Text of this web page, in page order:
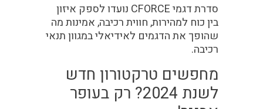
סדרת דגמיCFORCE נועדו לספק איזון
בין כוח למהירות, חווית רכיבה, אמינות מה
שהופך את הדגמים לאידיאלי במגוון תנאי
רכיבה.
מחפשים טרקטורון חדש
לשנת 2024? רק בעופר